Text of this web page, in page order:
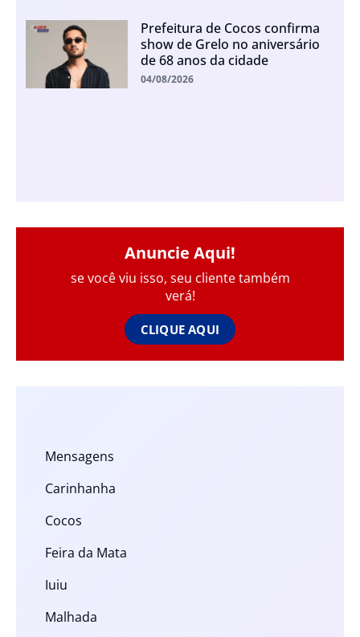
Prefeitura de Cocos confirma
show de Grelo no aniversário
de 68 anos da cidade
04/08/2026
Anuncie Aqui!
se você viu isso, seu cliente também
verá!
CLIQUE AQUI
Mensagens
Carinhanha
Cocos
Feira da Mata
Iuiu
Malhada